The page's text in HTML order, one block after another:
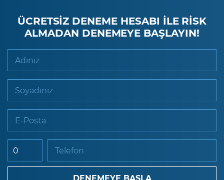
ÜCRETSİZ DENEME HESABI İLE RİSK
ALMADAN DENEMEYE BAŞLAYIN!
Adınız
Soyadınız
E-Posta
Telefon